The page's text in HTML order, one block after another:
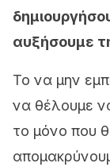
αυξήσουμε
Το να μην
να θέλουμε
το μόνο που